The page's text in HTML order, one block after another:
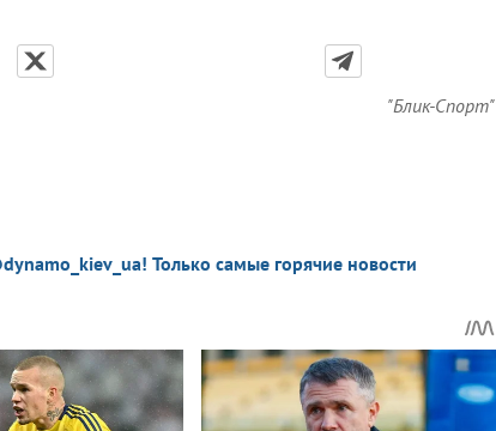
"Блик-Спорт"
Только самые горячие новости